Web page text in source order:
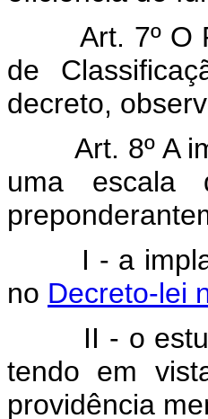
Art. 7º O
de
decreto,
Art. 8º A
uma escala
I - a
no Decreto-lei
II - o
tendo em
providência